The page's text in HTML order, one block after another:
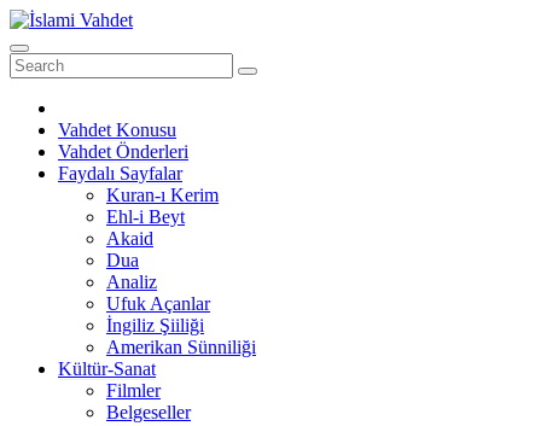
Skip
to
content
Vahdet Konusu
Vahdet Önderleri
Faydalı Sayfalar
Kuran-ı Kerim
Ehl-i Beyt
Akaid
Dua
Analiz
Ufuk Açanlar
İngiliz Şiiliği
Amerikan Sünniliği
Kültür-Sanat
Filmler
Belgeseller